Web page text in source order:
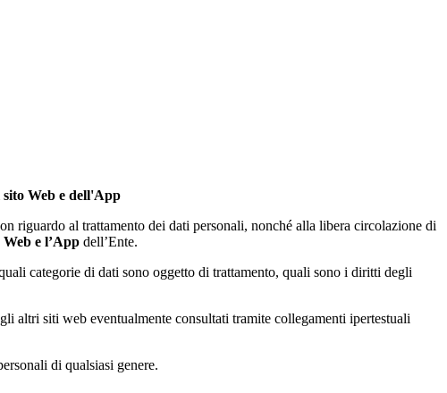
Web e dell'App
riguardo al trattamento dei dati personali, nonché alla libera circolazione di
Web e l’App dell’Ente.
categorie di dati sono oggetto di trattamento, quali sono i diritti degli
altri siti web eventualmente consultati tramite collegamenti ipertestuali
di qualsiasi genere.